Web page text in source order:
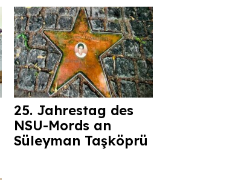
25. Jahrestag des
NSU-Mords an
Süleyman Taşköprü